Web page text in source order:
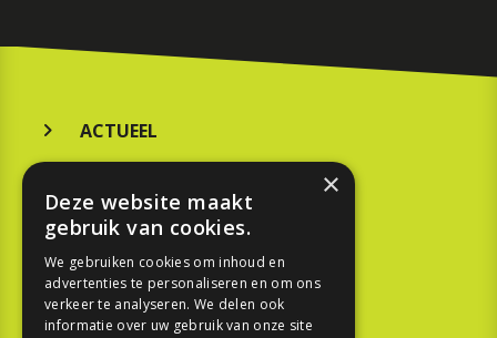
ACTUEEL
KOOPGIDS
TESTEN
SPORT
×
Deze website maakt
gebruik van cookies.
We gebruiken cookies om inhoud en
advertenties te personaliseren en om ons
verkeer te analyseren. We delen ook
informatie over uw gebruik van onze site